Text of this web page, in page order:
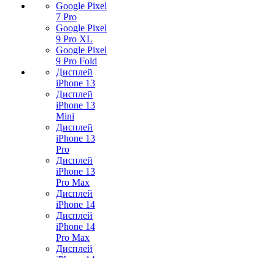
Google Pixel
7 Pro
Google Pixel
9 Pro XL
Google Pixel
9 Pro Fold
Дисплей
iPhone 13
Дисплей
iPhone 13
Mini
Дисплей
iPhone 13
Pro
Дисплей
iPhone 13
Pro Max
Дисплей
iPhone 14
Дисплей
iPhone 14
Pro Max
Дисплей